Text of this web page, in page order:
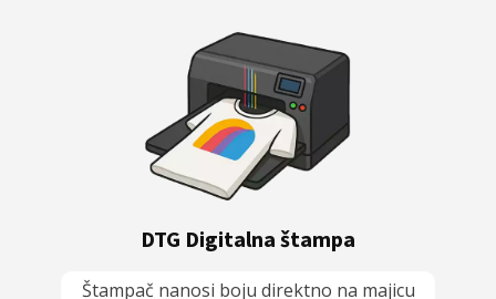
DTG Digitalna štampa
Štampač nanosi boju direktno na majicu